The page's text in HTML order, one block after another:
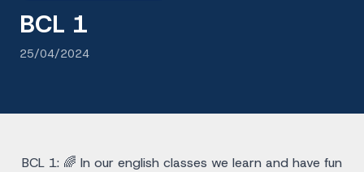
BCL 1
25/04/2024
BCL 1: 🌈 In our english classes we learn and have fun